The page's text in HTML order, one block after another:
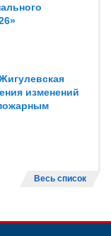
изменений
Весь список